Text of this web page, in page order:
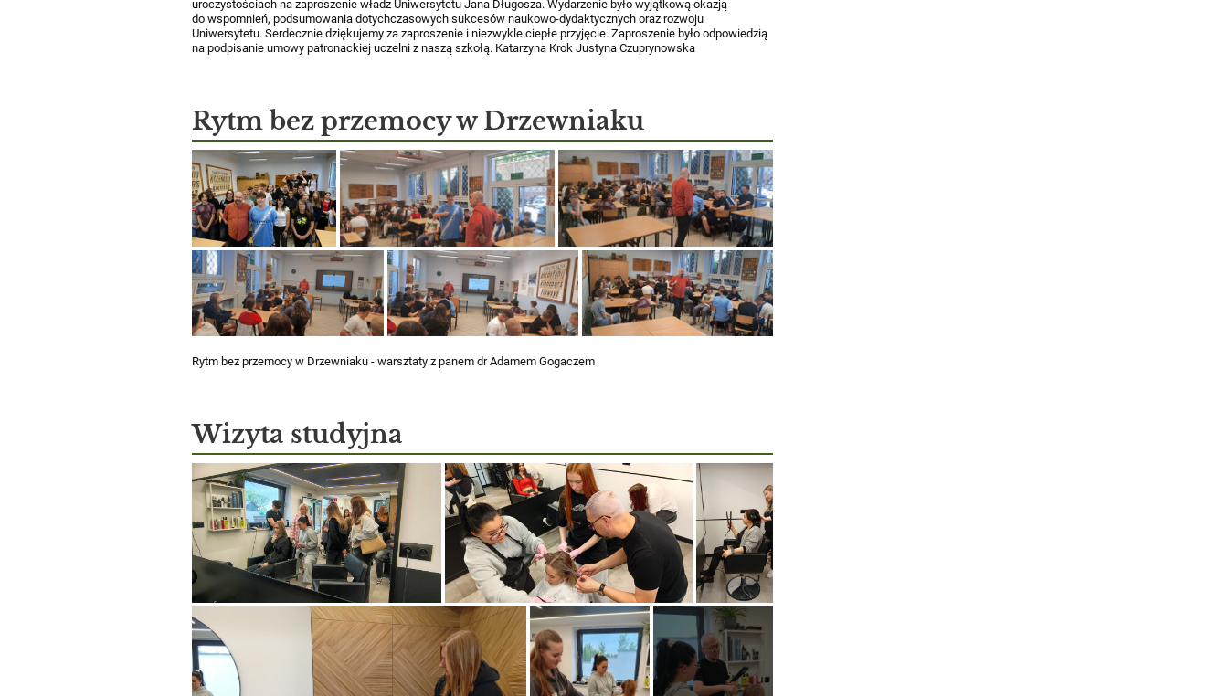
uroczystościach na zaproszenie władz Uniwersytetu Jana Długosza. Wydarzenie było wyjątkową okazją
do wspomnień, podsumowania dotychczasowych sukcesów naukowo-dydaktycznych oraz rozwoju
Uniwersytetu. Serdecznie dziękujemy za zaproszenie i niezwykle ciepłe przyjęcie. Zaproszenie było odpowiedzią
na podpisanie umowy patronackiej uczelni z naszą szkołą. Katarzyna Krok Justyna Czuprynowska
Rytm bez przemocy w Drzewniaku
Rytm bez przemocy w Drzewniaku - warsztaty z panem dr Adamem Gogaczem
Wizyta studyjna